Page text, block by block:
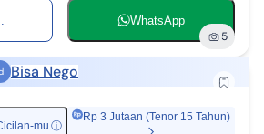
WhatsApp
5
Bisa Nego
mu ⓘ
Rp 3 Jutaan (Tenor 15 Tahun)